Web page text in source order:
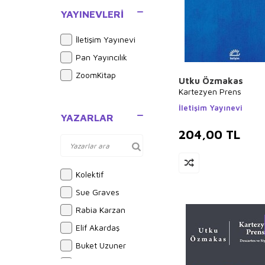
Siyaset Bilim,
Siyaset Tarihi
YAYINEVLERI
İletişim Yayınevi
Pan Yayıncılık
ZoomKitap
YAZARLAR
Kolektif
Sue Graves
Rabia Karzan
Elif Akardaş
Buket Uzuner
Utku Özmakas
Kartezyen Prens
İletişim Yayınevi
204,00 TL